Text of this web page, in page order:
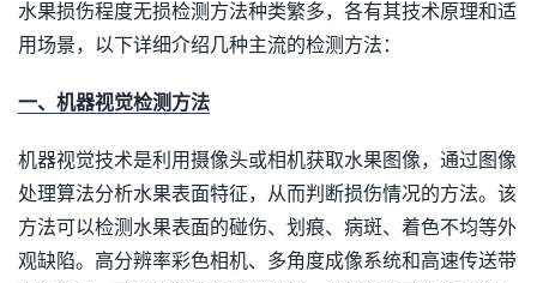
水果损伤程度无损检测方法种类繁多，各有其技术原理和适
用场景，以下详细介绍几种主流的检测方法：
一、机器视觉检测方法
机器视觉技术是利用摄像头或相机获取水果图像，通过图像
处理算法分析水果表面特征，从而判断损伤情况的方法。该
方法可以检测水果表面的碰伤、划痕、病斑、着色不均等外
观缺陷。高分辨率彩色相机、多角度成像系统和高速传送带